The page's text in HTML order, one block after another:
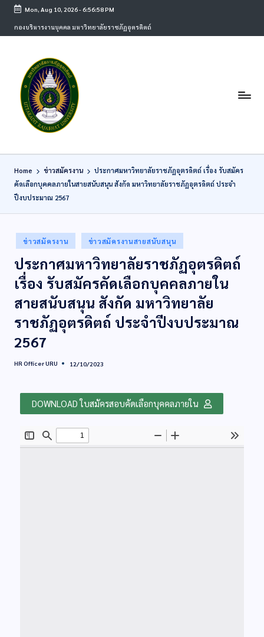
Mon, Aug 10, 2026-6:56:58 PM
กองบริหารงานบุคคล มหาวิทยาลัยราชภัฏอุตรดิตถ์
Home ข่าวสมัครงาน
ประกาศมหาวิทยาลัยราชภัฏอุตรดิตถ์ เรื่อง รับสมัคร
คัดเลือกบุคคลภายในสายสนับสนุน สังกัด มหาวิทยาลัยราชภัฏอุตรดิตถ์ ประจำ
ปีงบประมาณ 2567
ข่าวสมัครงาน ข่าวสมัครงานสายสนับสนุน
ประกาศมหาวิทยาลัยราชภัฏอุตรดิตถ์
เรื่อง รับสมัครคัดเลือกบุคคลภายใน
สายสนับสนุน สังกัด มหาวิทยาลัย
ราชภัฏอุตรดิตถ์ ประจำปีงบประมาณ
2567
HR Officer URU 12/10/2023
DOWNLOAD ใบสมัครสอบคัดเลือกบุคคลภายใน